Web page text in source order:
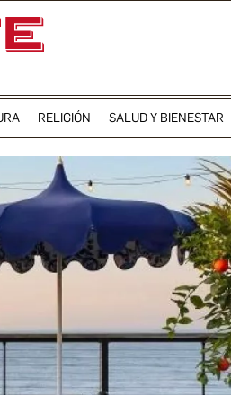
RELIGIÓN SALUD Y BIENESTAR